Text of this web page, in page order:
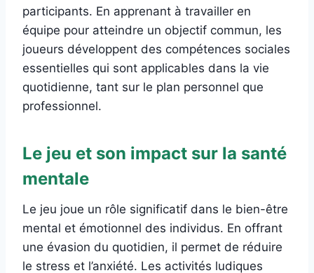
participants. En apprenant à travailler en
équipe pour atteindre un objectif commun, les
joueurs développent des compétences sociales
essentielles qui sont applicables dans la vie
quotidienne, tant sur le plan personnel que
professionnel.
Le jeu et son impact sur la santé
mentale
Le jeu joue un rôle significatif dans le bien-être
mental et émotionnel des individus. En offrant
une évasion du quotidien, il permet de réduire
le stress et l’anxiété. Les activités ludiques